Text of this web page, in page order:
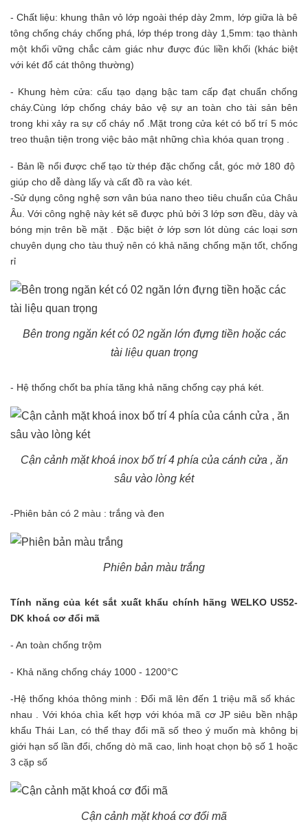
- Chất liệu: khung thân vỏ lớp ngoài thép dày 2mm, lớp giữa là bê
tông chống cháy chống phá, lớp thép trong dày 1,5mm: tạo thành
một khối vững chắc cảm giác như được đúc liền khối (khác biệt
với két đổ cát thông thường)
- Khung hèm cửa: cấu tạo dạng bậc tam cấp đạt chuẩn chống
cháy.Cùng lớp chống cháy bảo vệ sự an toàn cho tài sản bên
trong khi xảy ra sự cố cháy nổ .Mặt trong cửa két có bố trí 5 móc
treo thuận tiện trong việc bảo mật những chìa khóa quan trọng .
- Bản lề nổi được chế tạo từ thép đặc chống cắt, góc mở 180 độ
giúp cho dễ dàng lấy và cất đồ ra vào két.
-Sử dụng công nghệ sơn vân búa nano theo tiêu chuẩn của Châu
Âu. Với công nghệ này két sẽ được phủ bởi 3 lớp sơn đều, dày và
bóng mịn trên bề mặt . Đặc biệt ở lớp sơn lót dùng các loại sơn
chuyên dụng cho tàu thuỷ nên có khả năng chống mặn tốt, chống
rỉ
Bên trong ngăn két có 02 ngăn lớn đựng tiền hoặc các
tài liệu quan trọng
- Hệ thống chốt ba phía tăng khả năng chống cạy phá két.
Cận cảnh mặt khoá inox bố trí 4 phía của cánh cửa , ăn
sâu vào lòng két
-Phiên bản có 2 màu : trắng và đen
Phiên bản màu trắng
Tính năng của két sắt xuất khẩu chính hãng WELKO US52-
DK khoá cơ đổi mã
- An toàn chống trộm
- Khả năng chống cháy 1000 - 1200°C
-Hệ thống khóa thông minh : Đổi mã lên đến 1 triệu mã số khác
nhau . Với khóa chìa kết hợp với khóa mã cơ JP siêu bền nhập
khẩu Thái Lan, có thể thay đổi mã số theo ý muốn mà không bị
giới hạn số lần đổi, chống dò mã cao, linh hoạt chọn bộ số 1 hoặc
3 cặp số
Cận cảnh mặt khoá cơ đổi mã